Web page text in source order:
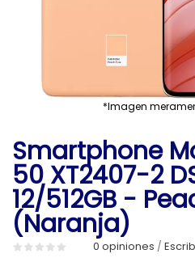
*Imagen
Smartphone
50 XT2407-2
12/512GB -
(Naranja)
0 opiniones /